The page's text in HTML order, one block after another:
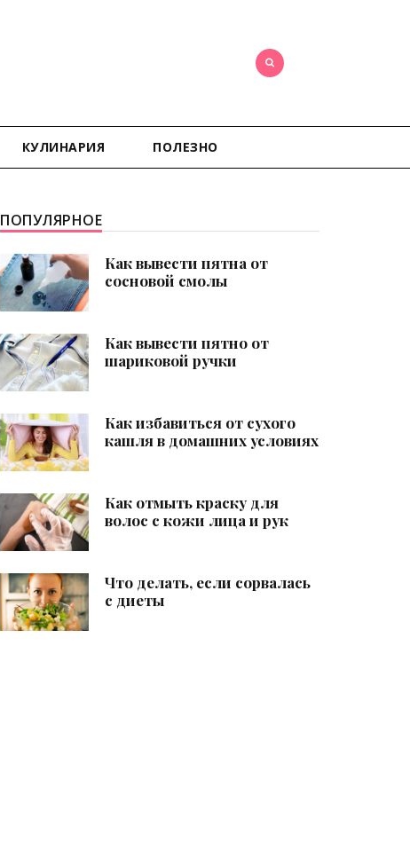
КУЛИНАРИЯ ПОЛЕЗНО
ПОПУЛЯРНОЕ
Как вывести пятна от
сосновой смолы
Как вывести пятно от
шариковой ручки
Как избавиться от сухого
кашля в домашних условиях
Как отмыть краску для
волос с кожи лица и рук
Что делать, если сорвалась
с диеты